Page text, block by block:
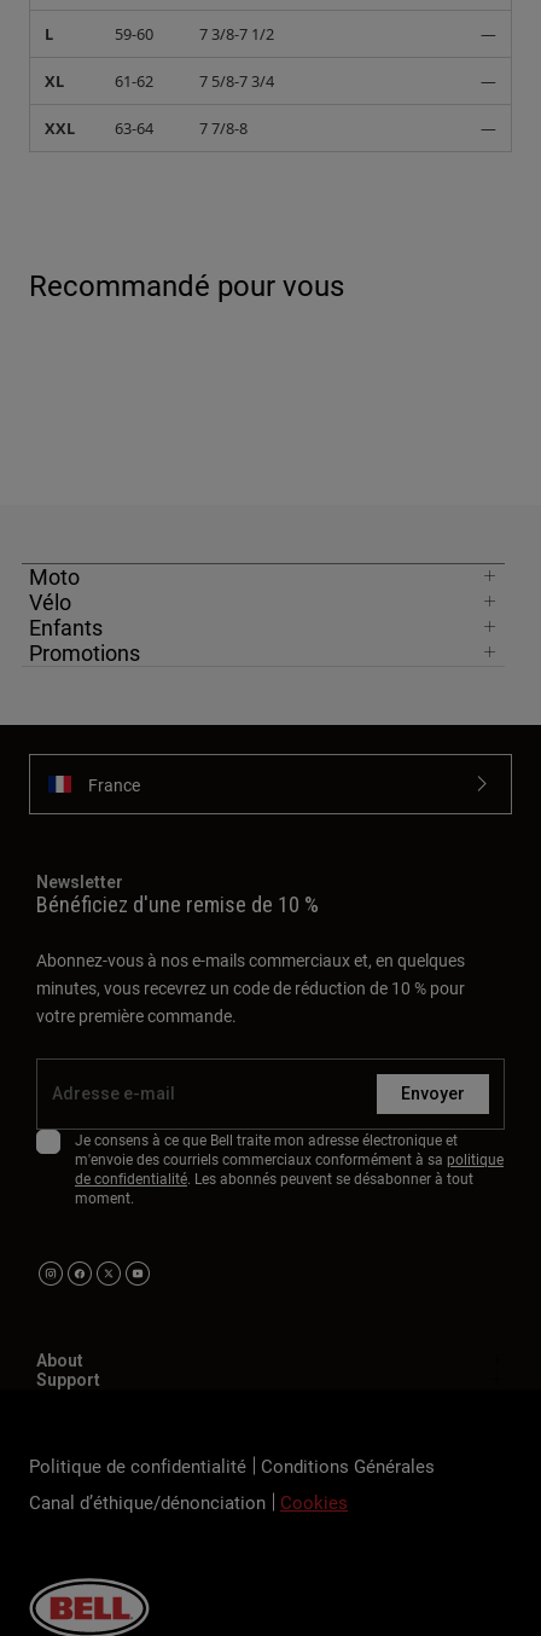
L 59-60 7 3/8-7 1/2 —
XL 61-62 7 5/8-7 3/4 —
XXL 63-64 7 7/8-8 —
Recommandé pour vous
Moto
Vélo
Enfants
Promotions
France
Newsletter
Bénéficiez d'une remise de 10 %
Abonnez-vous à nos e-mails commerciaux et, en quelques
minutes, vous recevrez un code de réduction de 10 % pour
votre première commande.
Envoyer
Je consens à ce que Bell traite mon adresse électronique et
m'envoie des courriels commerciaux conformément à sa politique
de confidentialité. Les abonnés peuvent se désabonner à tout
moment.
About
Support
Politique de confidentialité
Conditions Générales
Canal d’éthique/dénonciation
Cookies